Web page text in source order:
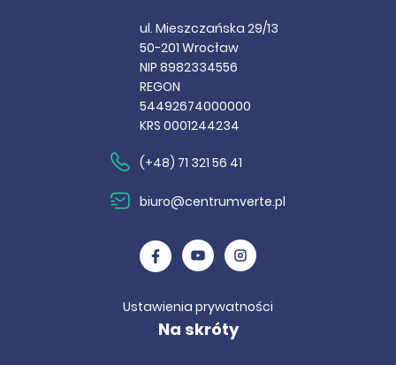
ul. Mieszczańska 29/13
50-201 Wrocław
NIP 8982334556
REGON
54492674000000
KRS 0001244234
(+48) 71 321 56 41
biuro@centrumverte.pl
Ustawienia prywatności
Na skróty